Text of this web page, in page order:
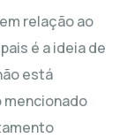
relação ao
é a ideia de
está
mencionado